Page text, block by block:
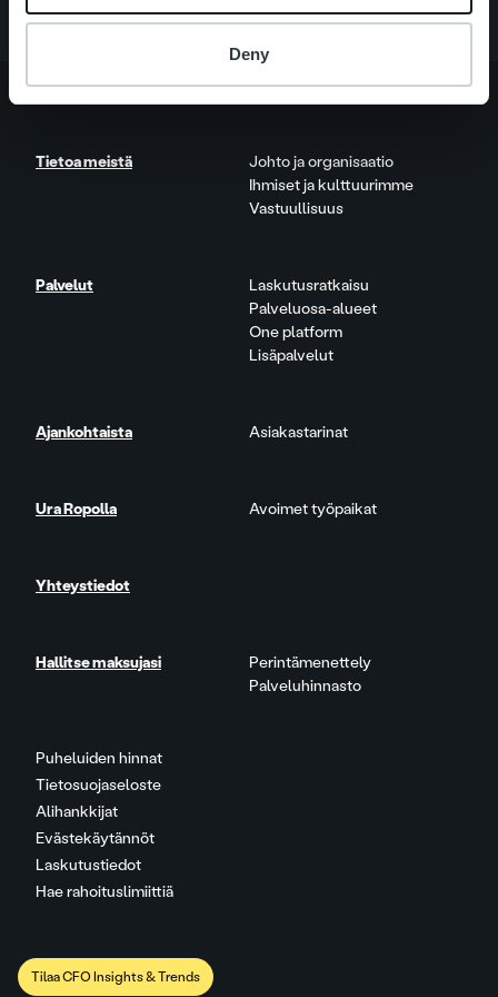
Deny
Puheluiden hinnat
Tietosuojaseloste
Alihankkijat
Evästekäytännöt
Laskutustiedot
Hae rahoituslimiittiä
Tietoa meistä
Johto ja organisaatio
Ihmiset ja kulttuurimme
Vastuullisuus
Palvelut
Laskutusratkaisu
Palveluosa-alueet
One platform
Lisäpalvelut
Ajankohtaista Asiakastarinat
Ura Ropolla Avoimet työpaikat
Yhteystiedot
Hallitse maksujasi
Perintämenettely
Palveluhinnasto
Tilaa CFO Insights & Trends